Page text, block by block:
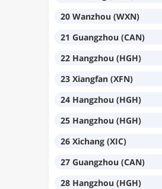
20 Wanzhou (WXN)
21 Guangzhou (CAN)
22 Hangzhou (HGH)
23 Xiangfan (XFN)
24 Hangzhou (HGH)
25 Hangzhou (HGH)
26 Xichang (XIC)
27 Guangzhou (CAN)
28 Hangzhou (HGH)